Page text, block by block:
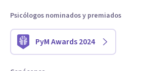
Psicólogos nominados y premiados
PyM Awards 2024